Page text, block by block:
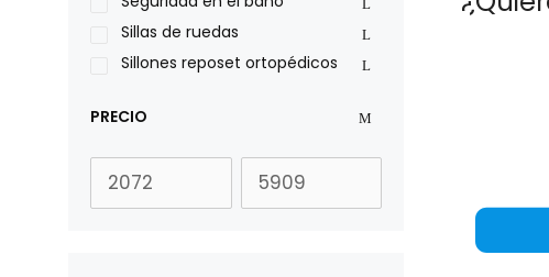
Sillas de ruedas
Sillones reposet ortopédicos
PRECIO